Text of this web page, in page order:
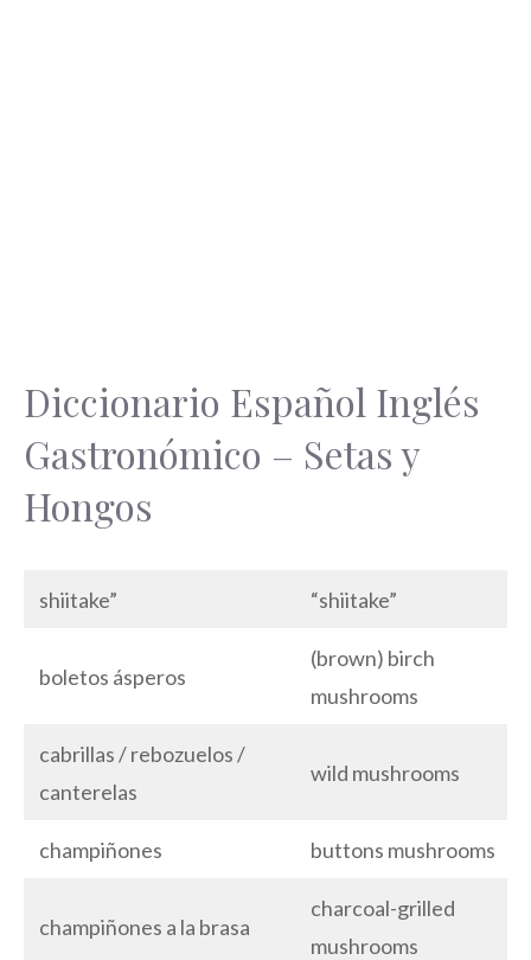
Diccionario Español Inglés
Gastronómico – Setas y
Hongos
shiitake” “shiitake”
boletos ásperos
(brown) birch
mushrooms
cabrillas / rebozuelos /
canterelas
wild mushrooms
champiñones buttons mushrooms
champiñones a la brasa
charcoal-grilled
mushrooms